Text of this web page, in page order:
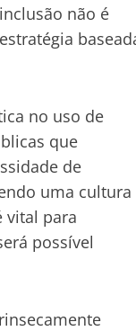
não é
no uso de
que
de
uma cultura
vital para
possível